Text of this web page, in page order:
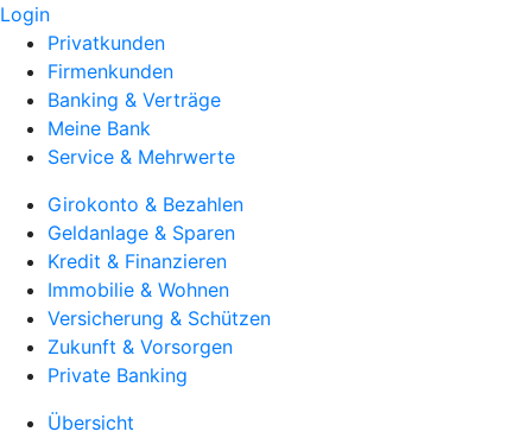
Login
Privatkunden
Firmenkunden
Banking & Verträge
Meine Bank
Service & Mehrwerte
Girokonto & Bezahlen
Geldanlage & Sparen
Kredit & Finanzieren
Immobilie & Wohnen
Versicherung & Schützen
Zukunft & Vorsorgen
Private Banking
Übersicht